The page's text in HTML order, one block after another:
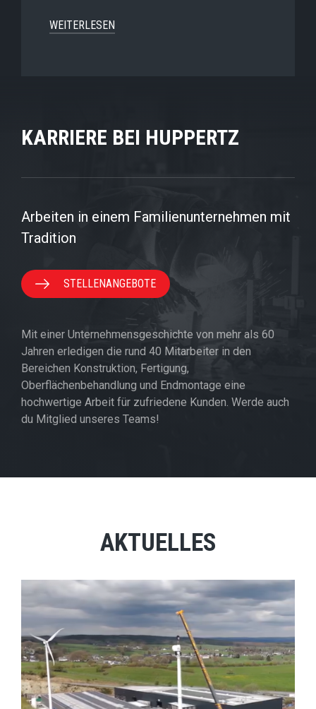
WEITERLESEN
KARRIERE BEI HUPPERTZ
Arbeiten in einem Familienunternehmen mit
Tradition
STELLENANGEBOTE
Mit einer Unternehmensgeschichte von mehr als 60
Jahren erledigen die rund 40 Mitarbeiter in den
Bereichen Konstruktion, Fertigung,
Oberflächenbehandlung und Endmontage eine
hochwertige Arbeit für zufriedene Kunden. Werde auch
du Mitglied unseres Teams!
AKTUELLES